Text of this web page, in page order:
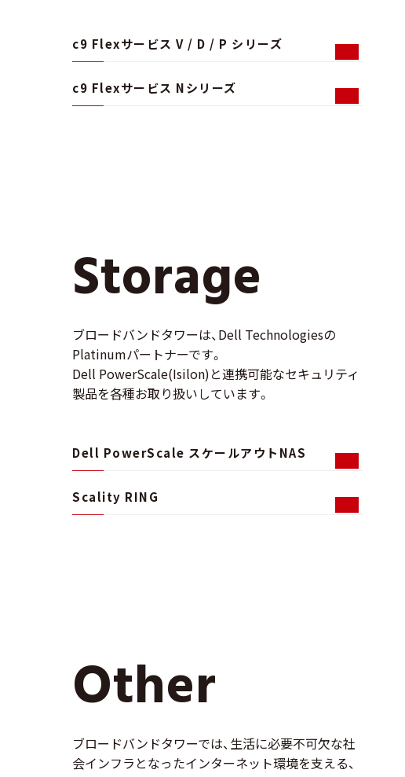
c9 Flexサービス V / D / P シリーズ
c9 Flexサービス Nシリーズ
Storage
ブロードバンドタワーは、Dell Technologiesの
Platinumパートナーです。
Dell PowerScale(Isilon)と連携可能なセキュリティ
製品を各種お取り扱いしています。
Dell PowerScale スケールアウトNAS
Scality RING
Other
ブロードバンドタワーでは、生活に必要不可欠な社
会インフラとなったインターネット環境を支える、